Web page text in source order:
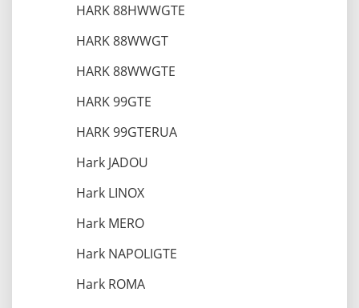
HARK 88HWWGTE
HARK 88WWGT
HARK 88WWGTE
HARK 99GTE
HARK 99GTERUA
Hark JADOU
Hark LINOX
Hark MERO
Hark NAPOLIGTE
Hark ROMA